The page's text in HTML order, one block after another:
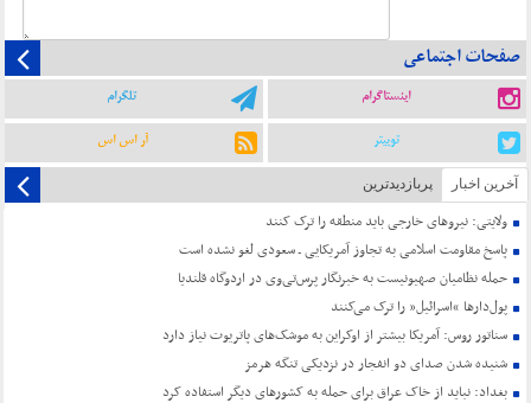
صفحات اجتماعی
اینستاگرام تلگرام
توییتر آر اس اس
آخرین اخبار پربازدیدترین
ولایتی: نیروهای خارجی باید منطقه را ترک کنند
پاسخ مقاومت اسلامی به تجاوز آمریکایی ـ سعودی لغو نشده است
حمله نظامیان صهیونیست به خبرنگار پرس‌تی‌وی در اردوگاه قلندیا
پول‌دارها “اسرائیل” را ترک می‌کنند
سناتور روس: آمریکا بیشتر از اوکراین به موشک‌های پاتریوت نیاز دارد
شنیده شدن صدای دو انفجار در نزدیکی تنگه هرمز
بغداد: نباید از خاک عراق برای حمله به کشورهای دیگر استفاده کرد